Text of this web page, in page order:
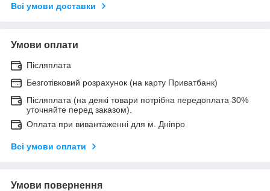
Всі умови доставки
Умови оплати
Післяплата
Безготівковий розрахунок (на карту Приватбанк)
Післяплата (на деякі товари потрібна передоплата 30%
уточняйте перед заказом).
Оплата при вивантаженні для м. Дніпро
Всі умови оплати
Умови повернення